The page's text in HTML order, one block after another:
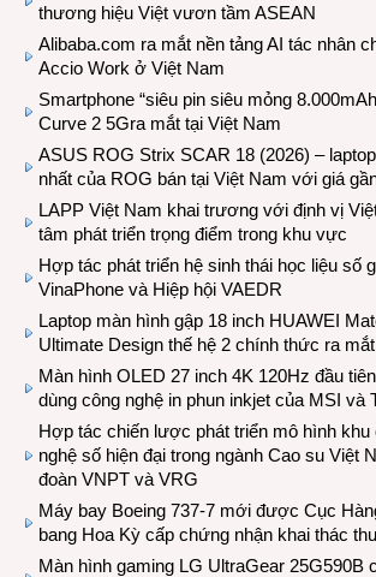
thương hiệu Việt vươn tầm ASEAN
Alibaba.com ra mắt nền tảng AI tác nhân
Accio Work ở Việt Nam
Smartphone “siêu pin siêu mỏng
Curve 2 5Gra mắt tại Việt Nam
ASUS ROG Strix SCAR 18 (2026) –
nhất của ROG bán tại Việt Nam với giá
LAPP Việt Nam khai trương với định vị
tâm phát triển trọng điểm trong khu vực
Hợp tác phát triển hệ sinh thái học liệu số
VinaPhone và Hiệp hội VAEDR
Laptop màn hình gập 18 inch HUAWEI
Ultimate Design thế hệ 2 chính thức ra mắt
Màn hình OLED 27 inch 4K 120Hz đầu
dùng công nghệ in phun inkjet của MSI và
Hợp tác chiến lược phát triển mô hình khu
nghệ số hiện đại trong ngành Cao su Việt
đoàn VNPT và VRG
Máy bay Boeing 737-7 mới được Cục
bang Hoa Kỳ cấp chứng nhận khai thác
Màn hình gaming LG UltraGear 25G590B